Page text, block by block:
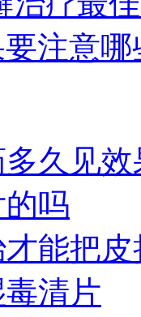
注意哪
久见效
吗
能把
清片